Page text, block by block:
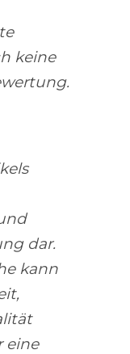
keine
dar.
kann
eine